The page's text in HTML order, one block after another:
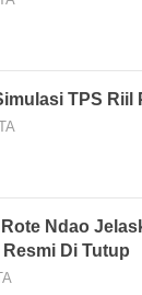
TPS Riil
Ndao
Di Tutup